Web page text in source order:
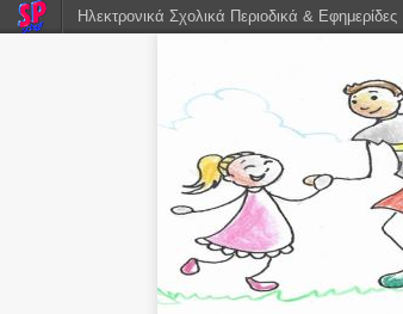
Ηλεκτρονικά Σχολικά Περιοδικά & Εφημερίδες